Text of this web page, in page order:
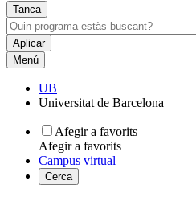
Tanca
Menú
UB
Universitat de Barcelona
Afegir a favorits
Afegir a favorits
Campus virtual
Cerca